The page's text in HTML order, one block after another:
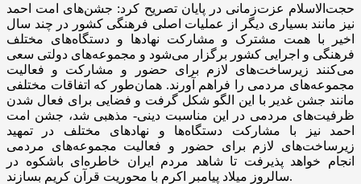
حجت‌الاسلام عزت‌زمانی در پایان تصریح کرد: جشن‌های امت احمد
نیز مانند بسیاری دیگر از عملیات اصلی فرهنگی کشور در چند سال
اخیر با همت مشترک و مشارکت نهادها و دستگاه‌های مختلف
فرهنگی و اجرایی کشور برگزار می‌شود و مجموعه‌های دولتی سعی
می‌کنند زیرساخت‌های لازم برای حضور و مشارکت و فعالیت
مجموعه‌های مردمی را فراهم آورند. همان‌طور که اتفاقات مختلفی
مانند جشن غدیر با این الگو شکل گرفت و فضایی برای فعال شدن
ظرفیت‌های مردمی در این مناسبت دینی- مذهبی شد، جشن امت
احمد نیز با مشارکت دستگاه‌ها و نهادهای مختلف در تمهید
زیرساخت‌های لازم برای حضور و فعالیت مجموعه‌های مردمی
انجام خواهد پذیرفت تا شاهد مردم ایران خاطره‌ای باشکوه در
سالروز میلاد پیامبر اکرم با محوریت قرآن کریم بسازند.